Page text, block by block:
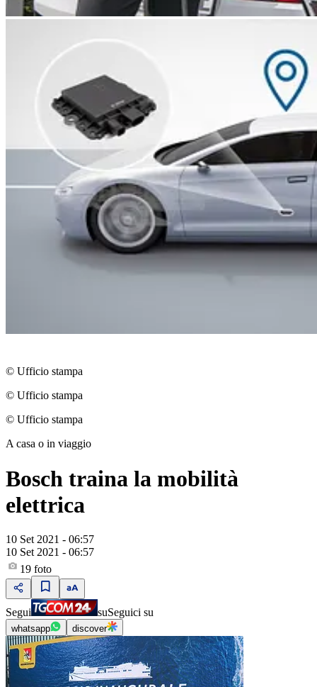
© Ufficio stampa
© Ufficio stampa
© Ufficio stampa
A casa o in viaggio
Bosch traina la mobilità
elettrica
10 Set 2021 - 06:57
10 Set 2021 - 06:57
19 foto
Segui suSeguici su
whatsapp discover